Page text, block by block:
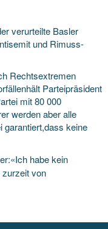
verurteilte Basler
und Rimuss-
Rechtsextremen
Parteipräsident
mit 80 000
werden aber alle
garantiert,dass keine
habe kein
zurzeit von